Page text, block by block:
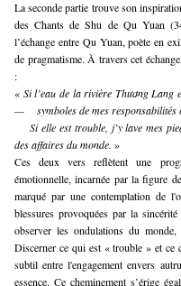
La seconde partie trouve son
des Chants de Shu de Qu Yuan
l’échange entre Qu Yuan, poète en
de pragmatisme. À travers cet
:
« Si l’eau de la rivière Thương Lang
— symboles de mes responsabilités
Si elle est trouble, j’y lave mes
des affaires du monde. »
Ces deux vers reflètent une
émotionnelle, incarnée par la figure
marqué par une contemplation de
blessures provoquées par la
observer les ondulations du
Discerner ce qui est « trouble » et
subtil entre l'engagement envers
essence. Ce cheminement s’érige